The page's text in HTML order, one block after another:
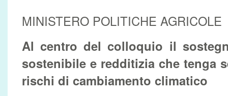
MINISTERO POLITICHE AGRICOLE
Al centro del colloquio il
sostenibile e redditizia che tenga
rischi di cambiamento climatico